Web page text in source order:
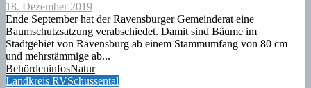
18. Dezember 2019
Ende September hat der Ravensburger Gemeinderat eine
Baumschutzsatzung verabschiedet. Damit sind Bäume im
Stadtgebiet von Ravensburg ab einem Stammumfang von 80 cm
und mehrstämmige ab...
BehördeninfosNatur
Landkreis RVSchussental